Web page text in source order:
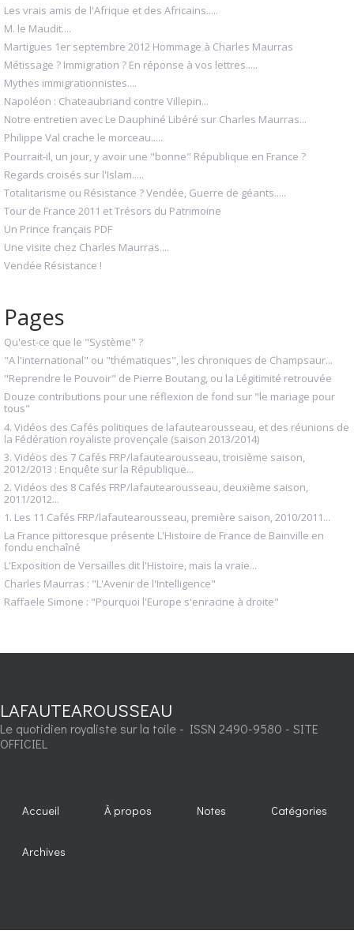
Les vrais amis de l'Afrique et des Africains.....
M. le Maudit....
Martigues 1er septembre 2012 Hommage à Charles Maurras
Métissage ? Immigration ? En réponse à vos lettres.....
Mythes immigrationnistes....
Napoléon : Chateaubriand contre Villepin...
Notre entretien avec Le Dauphiné Libéré sur Charles Maurras...
Philippe Val crache le morceau.....
Pourrait-il, un jour, y avoir une "bonne" République en France ?
Regards croisés sur l'Islam.....
Totalitarisme ou Résistance ? Vendée, Guerre de géants.....
Tour de France 2011 et Trésors du Patrimoine
Un Prince français PDF
Une visite chez Charles Maurras....
Vendée Résistance !
Pages
Qu'est-ce que le "Système" ?
"A l'international" ou "thématiques", les chroniques de Champsaur...
"Reprendre le Pouvoir" de Pierre Boutang, ou la Légitimité retrouvée
Douze contributions pour une réflexion de fond sur "le mariage pour
tous"
4. Vidéos des Cafés politiques de lafautearousseau, et des réunions de
la Fédération royaliste provençale (saison 2013/2014)
3. Vidéos des 7 Cafés FRP/lafautearousseau, troisième saison,
2012/2013 : Enquête sur la République...
2. Vidéos des 8 Cafés FRP/lafautearousseau, deuxième saison,
2011/2012...
1. Les 11 Cafés FRP/lafautearousseau, première saison, 2010/2011...
La France pittoresque présente L'Histoire de France de Bainville en
fondu enchaîné
L'Exposition de Versailles dit l'Histoire, mais la vraie...
Charles Maurras : "L'Avenir de l'Intelligence"
Raffaele Simone : "Pourquoi l'Europe s'enracine à droite"
LAFAUTEAROUSSEAU
Le quotidien royaliste sur la toile - ISSN 2490-9580 - SITE
OFFICIEL
Accueil À propos Notes Catégories
Archives